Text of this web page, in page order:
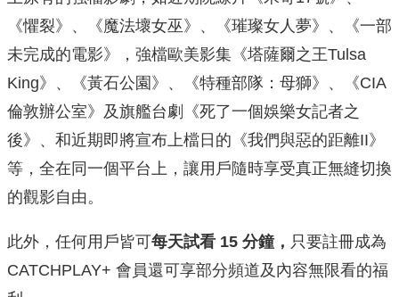
《懼裂》、《魔法壞女巫》、《璀璨女人夢》、《一部
未完成的電影》，強檔歐美影集《塔薩爾之王Tulsa
King》、《黃石公園》、《特種部隊：母獅》、《CIA
倫敦辦公室》及旗艦台劇《死了一個娛樂女記者之
後》、和近期即將宣布上檔日的《我們與惡的距離II》
等，全在同一個平台上，讓用戶隨時享受真正無縫切換
的觀影自由。
此外，任何用戶皆可每天試看 15 分鐘， 只要註冊成為
CATCHPLAY+ 會員還可享部分頻道及內容無限看的福